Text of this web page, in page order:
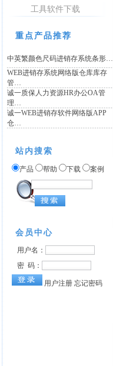
工具软件下载
重点产品推荐
中英繁颜色尺码进销存系统条形…
WEB进销存系统网络版仓库库存
管…
诚一质保人力资源HR办公OA管
理…
诚一WEB进销存软件网络版APP
仓…
站内搜索
产品 帮助 下载 案例